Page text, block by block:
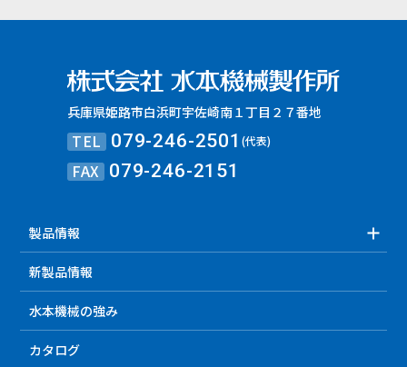
兵庫県姫路市白浜町宇佐崎南１丁目２７番地
TEL 079-246-2501(代表)
FAX 079-246-2151
製品情報
新製品情報
水本機械の強み
カタログ